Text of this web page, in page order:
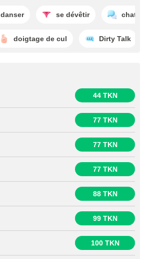
danser se dévêtir chatter
doigtage de cul Dirty Talk
44 TKN
77 TKN
77 TKN
77 TKN
88 TKN
99 TKN
100 TKN